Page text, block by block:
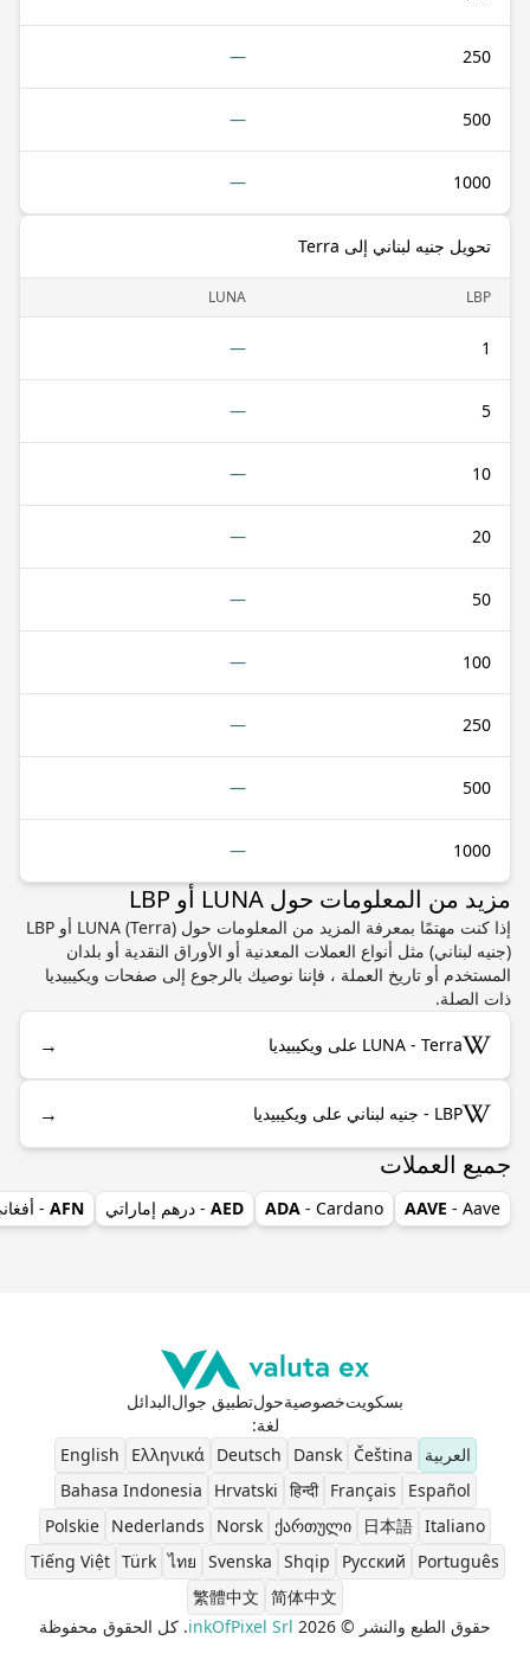
250
—
500
—
1000
—
تحويل جنيه لبناني إلى Terra
LBP
LUNA
1
—
5
—
10
—
20
—
50
—
100
—
250
—
500
—
1000
—
مزيد من المعلومات حول LUNA أو LBP
إذا كنت مهتمًا بمعرفة المزيد من المعلومات حول LUNA (Terra) أو LBP
(جنيه لبناني) مثل أنواع العملات المعدنية أو الأوراق النقدية أو بلدان
المستخدم أو تاريخ العملة ، فإننا نوصيك بالرجوع إلى صفحات ويكيبيديا
ذات الصلة.
LUNA - Terra على ويكيبيديا →
LBP - جنيه لبناني على ويكيبيديا →
جميع العملات
AAVE - Aave
ADA - Cardano
AED - درهم إماراتي AFN
-
بسكويتخصوصيةحولتطبيق جوالالبدائل
لغة:
العربية
Čeština
Dansk
Deutsch
Ελληνικά
English
Español
Français
हिन्दी
Hrvatski
Bahasa Indonesia
Italiano
日本語
ქართული
Norsk
Nederlands
Polskie
Português
Pусский
Shqip
Svenska
ไทย
Türk
Tiếng Việt
简体中文
繁體中文
حقوق الطبع والنشر © 2026
inkOfPixel Srl. كل الحقوق محفوظة